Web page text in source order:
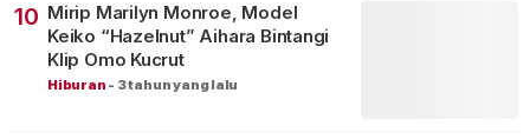
10 Mirip Marilyn Monroe, Model
Keiko “Hazelnut” Aihara Bintangi
Klip Omo Kucrut
Hiburan - 3 tahun yang lalu